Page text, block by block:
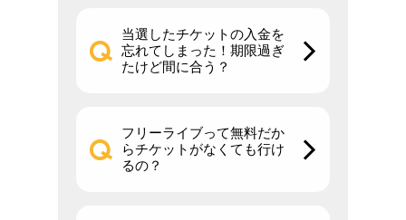
当選したチケットの入金を
忘れてしまった！期限過ぎ
たけど間に合う？
フリーライブって無料だか
らチケットがなくても行け
るの？